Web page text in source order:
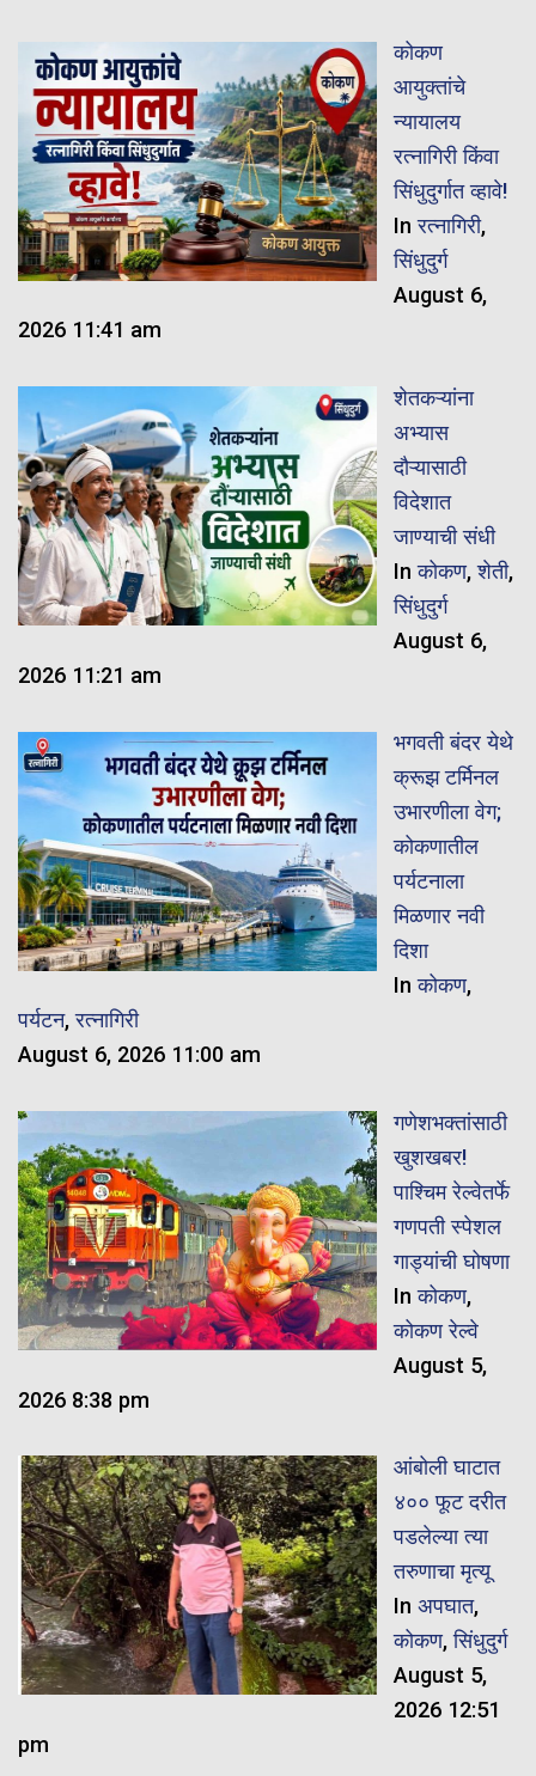
कोकण
आयुक्तांचे
न्यायालय
रत्नागिरी किंवा
सिंधुदुर्गात व्हावे!
Inरत्नागिरी,
सिंधुदुर्ग
August 6,
2026 11:41 am
शेतकऱ्यांना
अभ्यास
दौऱ्यासाठी
विदेशात
जाण्याची संधी
Inकोकण,शेती,
सिंधुदुर्ग
August 6,
2026 11:21 am
भगवती बंदर येथे
क्रूझ टर्मिनल
उभारणीला वेग;
कोकणातील
पर्यटनाला
मिळणार नवी
दिशा
Inकोकण,
पर्यटन,रत्नागिरी
August 6, 2026 11:00 am
गणेशभक्तांसाठी
खुशखबर!
पाश्चिम रेल्वेतर्फे
गणपती स्पेशल
गाड्यांची घोषणा
Inकोकण,
कोकण रेल्वे
August 5,
2026 8:38 pm
आंबोली घाटात
४०० फूट दरीत
पडलेल्या त्या
तरुणाचा मृत्यू
In अपघात,
कोकण,सिंधुदुर्ग
August 5,
2026 12:51
pm